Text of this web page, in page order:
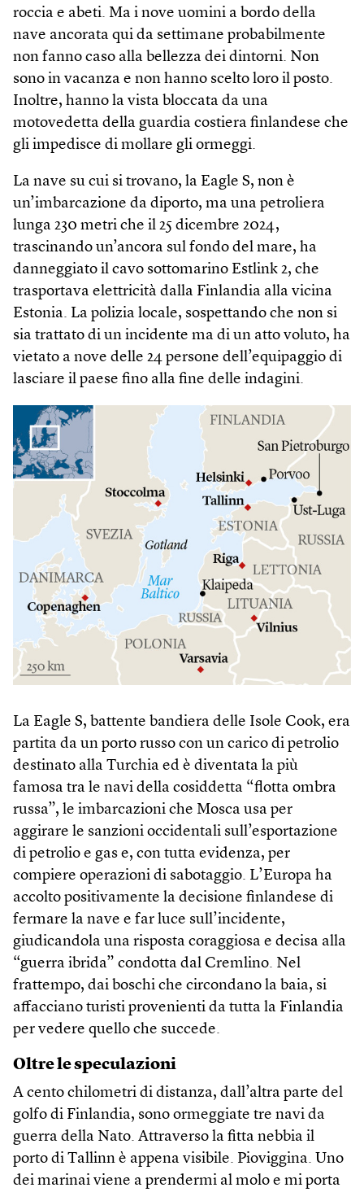
roccia e abeti. Ma i nove uomini a bordo della
nave ancorata qui da settimane probabilmente
non fanno caso alla bellezza dei dintorni. Non
sono in vacanza e non hanno scelto loro il posto.
Inoltre, hanno la vista bloccata da una
motovedetta della guardia costiera finlandese che
gli impedisce di mollare gli ormeggi.
La nave su cui si trovano, la Eagle S, non è
un’imbarcazione da diporto, ma una petroliera
lunga 230 metri che il 25 dicembre 2024,
trascinando un’ancora sul fondo del mare, ha
danneggiato il cavo sottomarino Estlink 2, che
trasportava elettricità dalla Finlandia alla vicina
Estonia. La polizia locale, sospettando che non si
sia trattato di un incidente ma di un atto voluto, ha
vietato a nove delle 24 persone dell’equipaggio di
lasciare il paese fino alla fine delle indagini.
La Eagle S, battente bandiera delle Isole Cook, era
partita da un porto russo con un carico di petrolio
destinato alla Turchia ed è diventata la più
famosa tra le navi della cosiddetta “flotta ombra
russa”, le imbarcazioni che Mosca usa per
aggirare le sanzioni occidentali sull’esportazione
di petrolio e gas e, con tutta evidenza, per
compiere operazioni di sabotaggio. L’Europa ha
accolto positivamente la decisione finlandese di
fermare la nave e far luce sull’incidente,
giudicandola una risposta coraggiosa e decisa alla
“guerra ibrida” condotta dal Cremlino. Nel
frattempo, dai boschi che circondano la baia, si
affacciano turisti provenienti da tutta la Finlandia
per vedere quello che succede.
Oltre le speculazioni
A cento chilometri di distanza, dall’altra parte del
golfo di Finlandia, sono ormeggiate tre navi da
guerra della Nato. Attraverso la fitta nebbia il
porto di Tallinn è appena visibile. Pioviggina. Uno
dei marinai viene a prendermi al molo e mi porta